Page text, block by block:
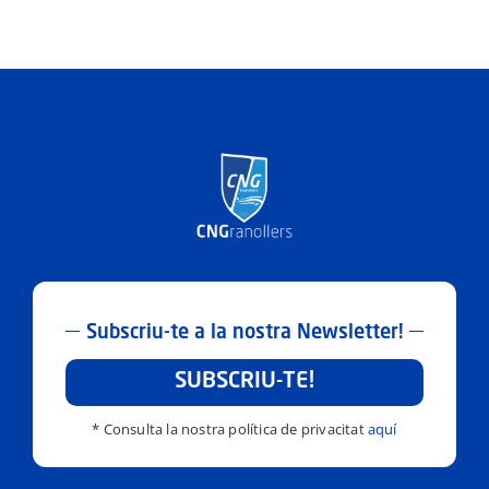
Subscriu-te a la nostra Newsletter!
SUBSCRIU-TE!
* Consulta la nostra política de privacitataquí